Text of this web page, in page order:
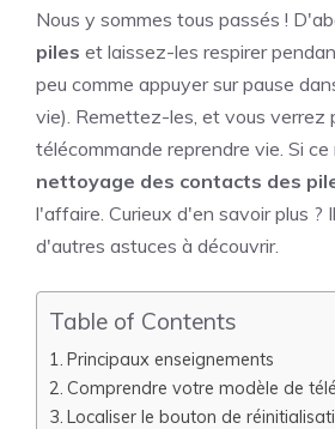
Nous y sommes tous passés !
piles et laissez-les respirer
peu comme appuyer sur pause
vie). Remettez-les, et vous verrez
télécommande reprendre vie. Si
nettoyage des contacts des
l'affaire. Curieux d'en savoir plus ?
d'autres astuces à découvrir.
Table of Contents
Principaux enseignements
Comprendre votre modèle de
Localiser le bouton de